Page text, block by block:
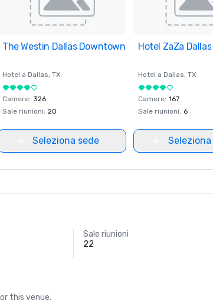
Removed from favorites
The Westin Dallas Downtown
Hotel a Dallas, TX
Camere: 326
Sale riunioni: 20
Seleziona sede
Removed from
Hotel ZaZa Dallas
Hotel a Dallas, TX
Camere: 167
Sale riunioni: 6
Sale riunioni
22
this venue.